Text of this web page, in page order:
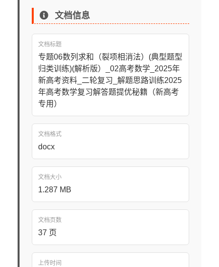
文档信息
文档标题
专题06数列求和（裂项相消法）(典型题型
归类训练)(解析版）_02高考数学_2025年
新高考资料_二轮复习_解题思路训练2025
年高考数学复习解答题提优秘籍（新高考
专用）
文档格式
docx
文档大小
1.287 MB
文档页数
37 页
上传时间